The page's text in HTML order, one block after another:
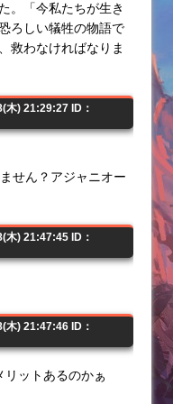
。「今私たちが生き
ろしい犠牲の物語で
救わなければなりま
木) 21:29:27 ID：
せん？アジャニオー
木) 21:47:45 ID：
木) 21:47:46 ID：
ットあるのかぁ